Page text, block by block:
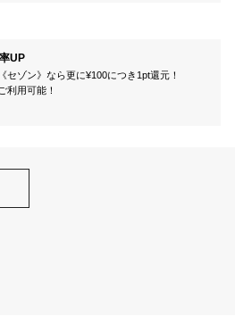
UP
セゾン》なら更に¥100につき1pt還元！
利用可能！